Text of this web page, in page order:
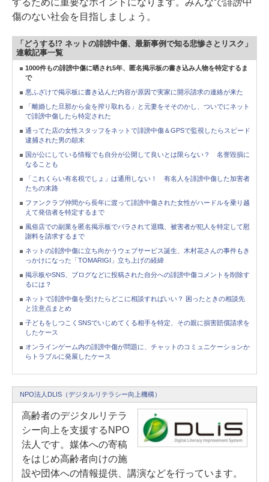
するために重要なポイントになります。みんなで誹謗中
傷のない社会を目指しましょう。
「どうする!? ネットの誹謗中傷、最新事例で知る悲惨さとリスク」
連載記事一覧
1000件もの誹謗中傷に晒され5年、匿名掲示板の書き込み人物を特定するま
で
悪ふざけで掲示板に書き込んだ内容が原因で実家に開示請求の連絡が来た
「離婚した旦那から金を搾り取れる」と元妻をそそのかし、ついでにネット
で誹謗中傷したら特定された
通ってた店の女性スタッフをネットで誹謗中傷＆GPSで監視したらスピード
逮捕された男の顛末
国が公にしている情報でも自分が公開して良いとは限らない？ 名誉毀損に
なることも
「これくらい有名税でしょ」は通用しない！ 有名人を誹謗中傷した加害者
たちの末路
ファンクラブ仲間から長年に渡って誹謗中傷された女性がハードルを乗り越
えて発信者を特定するまで
風俗店での副業を匿名掲示板でバラされて退職、被害者が犯人を特定して慰
謝料を請求するまで
ネットの誹謗中傷に立ち向かうウェブサービス誕生、木村花さんの事件もき
っかけになった「TOMARIGI」立ち上げの経緯
掲示板やSNS、ブログなどに投稿された自分への誹謗中傷コメントを削除す
るには？
ネットで誹謗中傷を受けたらどこに相談すればいい？ 困ったときの相談先
と注意点まとめ
子どもをしつこくSNSでいじめてくる相手を特定、その親に損害賠償請求を
したケース
オンラインゲーム内の誹謗中傷が問題に、チャットのコミュニケーションか
らトラブルに発展したケース
NPO法人DLIS（デジタルリテラシー向上機構）
高齢者のデジタルリテラ
シー向上を支援するNPO
法人です。媒体への寄稿
をはじめ高齢者向けの施
設や団体への情報提供、講演などを行っています。